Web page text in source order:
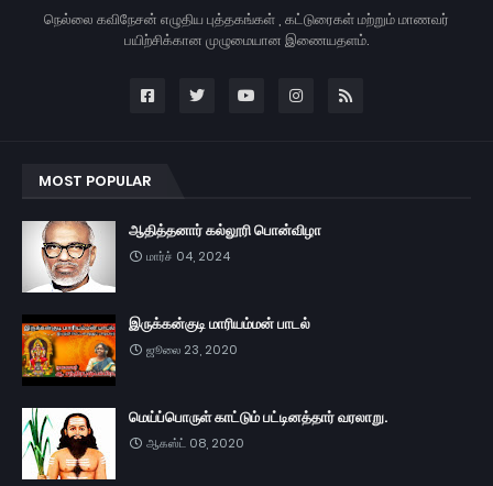
நெல்லை கவிநேசன் எழுதிய புத்தகங்கள் , கட்டுரைகள் மற்றும் மாணவர்
பயிற்சிக்கான முழுமையான இணையதளம்.
MOST POPULAR
ஆதித்தனார் கல்லூரி பொன்விழா
மார்ச் 04, 2024
இருக்கன்குடி மாரியம்மன் பாடல்
ஜூலை 23, 2020
மெய்ப்பொருள் காட்டும் பட்டினத்தார் வரலாறு.
ஆகஸ்ட் 08, 2020